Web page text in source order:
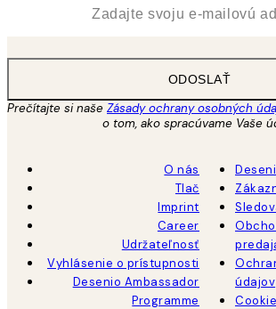
ODOSLAŤ
Prečítajte si naše Zásady ochrany osobných
o tom, ako spracúvame Vaše
O nás
Tlač
Imprint
Career
Udržateľnosť
Vyhlásenie o prístupnosti
Desenio Ambassador
Programme
údajov